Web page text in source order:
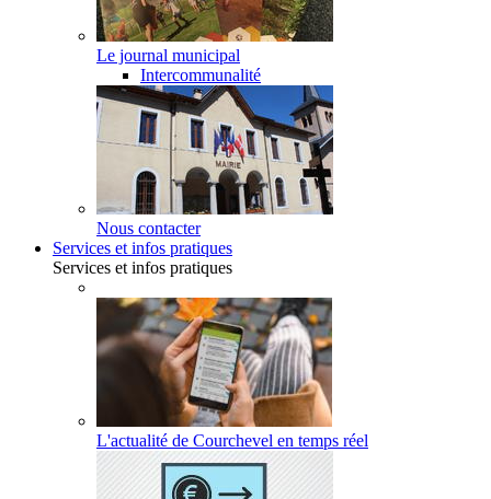
Le journal municipal
Intercommunalité
Nous contacter
Services et infos pratiques
Services et infos pratiques
L'actualité de Courchevel en temps réel